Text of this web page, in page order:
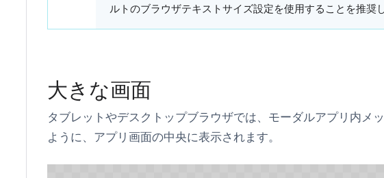
ルトのブラウザテキストサイズ設定を使用することを推奨し
大きな画面
タブレットやデスクトップブラウザでは、モーダルアプリ内メ
ように、アプリ画面の中央に表示されます。